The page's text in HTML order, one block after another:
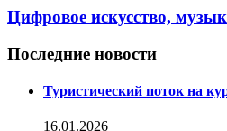
Цифровое искусство,
Последние новости
Туристический поток на
16.01.2026